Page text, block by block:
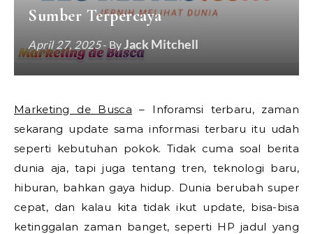
Sumber Terpercaya
April 27, 2025- ByJack Mitchell
Marketing de Busca – Inforamsi terbaru, zaman
sekarang update sama informasi terbaru itu udah
seperti kebutuhan pokok. Tidak cuma soal berita
dunia aja, tapi juga tentang tren, teknologi baru,
hiburan, bahkan gaya hidup. Dunia berubah super
cepat, dan kalau kita tidak ikut update, bisa-bisa
ketinggalan zaman banget, seperti HP jadul yang